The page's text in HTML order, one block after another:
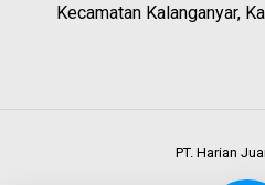
Kecamatan Kalanganyar,
PT. Harian